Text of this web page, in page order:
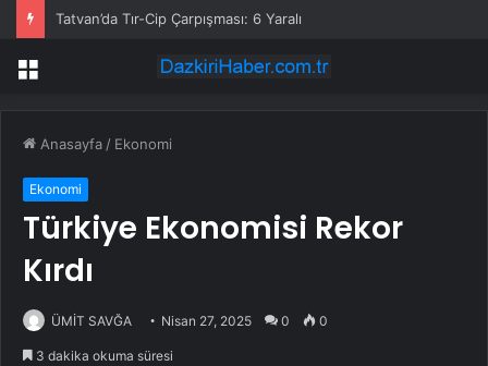
Tatvan’da Tır-Cip Çarpışması: 6 Yaralı
Menü
Anasayfa / Ekonomi
Ekonomi
Türkiye Ekonomisi Rekor
Kırdı
ÜMİT SAVĞA Nisan 27, 2025 0 0
3 dakika okuma süresi